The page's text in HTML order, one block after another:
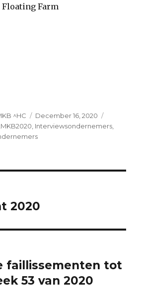
Farm
^HC
Posted
on
December 16, 2020
Interviewsondernemers
2020
faillissementen tot
53 van 2020